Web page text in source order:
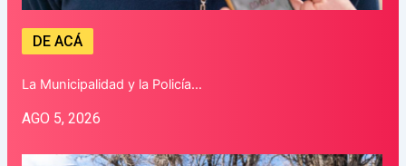
DE ACÁ
La Municipalidad y la Policía…
AGO 5, 2026